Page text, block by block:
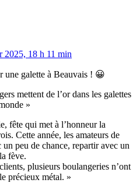
2025, 18 h 11 min
une galette à Beauvais ! 😀
mettent de l’or dans les galettes
»
fête qui met à l’honneur la
Cette année, les amateurs de
peu de chance, repartir avec un
fève.
plusieurs boulangeries n’ont
précieux métal. »